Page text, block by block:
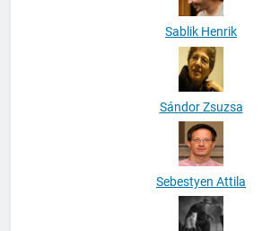
Sablik Henrik
Sándor Zsuzsa
Sebestyen Attila